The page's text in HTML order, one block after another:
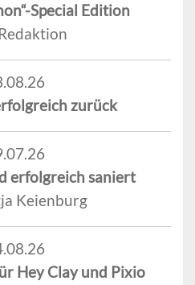
Special Edition
zurück
erfolgreich saniert
Keienburg
Hey Clay und Pixio